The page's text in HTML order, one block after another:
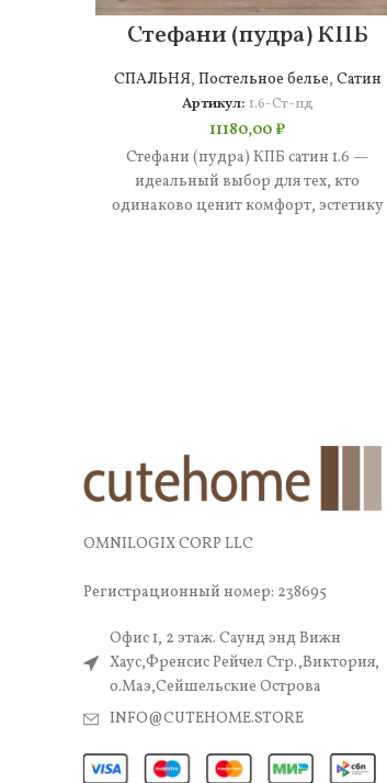
Стефани (пудра) КПБ
сатин 1.6
СПАЛЬНЯ, Постельное белье, Сатин
Артикул: 1.6-Ст-пд
11180,00₽
Стефани (пудра) КПБ сатин 1.6 —
идеальный выбор для тех, кто
одинаково ценит комфорт, эстетику
OMNILOGIX CORP LLC
Регистрационный номер: 238695
Офис 1, 2 этаж. Саунд энд Вижн
Хаус,Френсис Рейчел Стр.,Виктория,
о.Маэ,Сейшельские Острова
INFO@CUTEHOME.STORE